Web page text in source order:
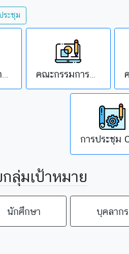
ระชุม
สภามหาวิทยาลัย คณะกรรมการบริหารงานบุคคล
การประชุม
ลุ่มเป้าหมาย
นักศึกษา บุคลากร